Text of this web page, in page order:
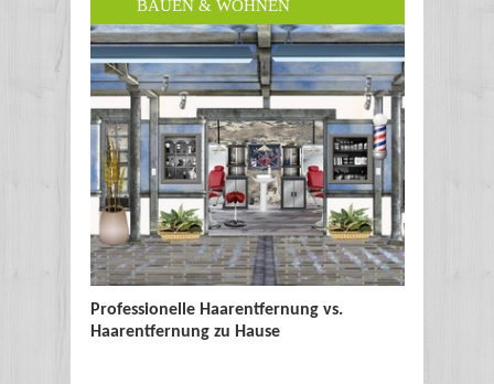
BAUEN & WOHNEN
Professionelle Haarentfernung vs.
Haarentfernung zu Hause